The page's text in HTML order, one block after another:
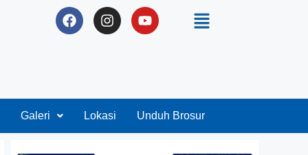
Galeri Lokasi Unduh Brosur